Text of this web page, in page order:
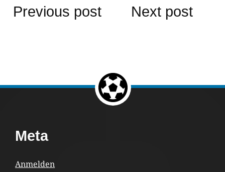
Beitragsnavigation
Previous post Next post
Return to the top of the page.
Content
Meta
Anmelden